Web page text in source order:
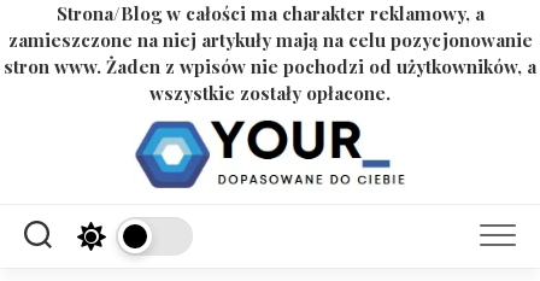
Strona/Blog w całości ma charakter reklamowy, a
zamieszczone na niej artykuły mają na celu pozycjonowanie
stron www. Żaden z wpisów nie pochodzi od użytkowników, a
wszystkie zostały opłacone.